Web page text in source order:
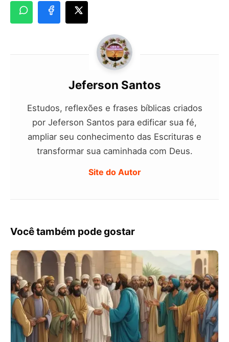
Jeferson Santos
Estudos, reflexões e frases bíblicas criados
por Jeferson Santos para edificar sua fé,
ampliar seu conhecimento das Escrituras e
transformar sua caminhada com Deus.
Site do Autor
Você também pode gostar